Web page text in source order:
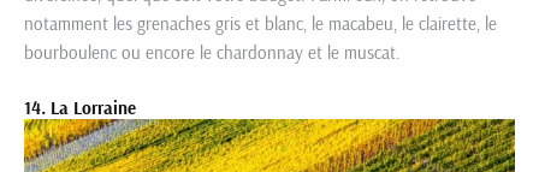
notamment les grenaches gris et blanc, le macabeu, le clairette, le
bourboulenc ou encore le chardonnay et le muscat.
14. La Lorraine